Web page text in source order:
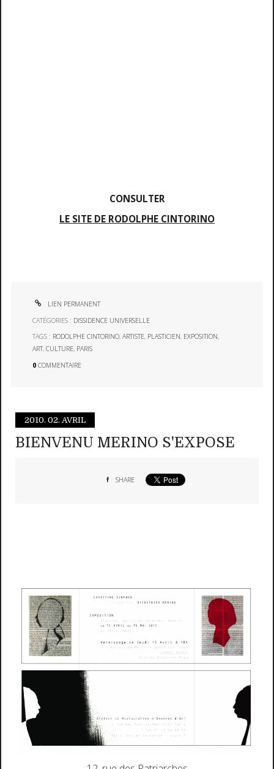
CONSULTER
LE SITE DE RODOLPHE CINTORINO
LIEN PERMANENT
CATÉGORIES : DISSIDENCE UNIVERSELLE
TAGS : RODOLPHE CINTORINO,ARTISTE, PLASTICIEN, EXPOSITION,
ART,CULTURE, PARIS
0 COMMENTAIRE
2010. 02. AVRIL
BIENVENU MERINO S'EXPOSE
SHARE